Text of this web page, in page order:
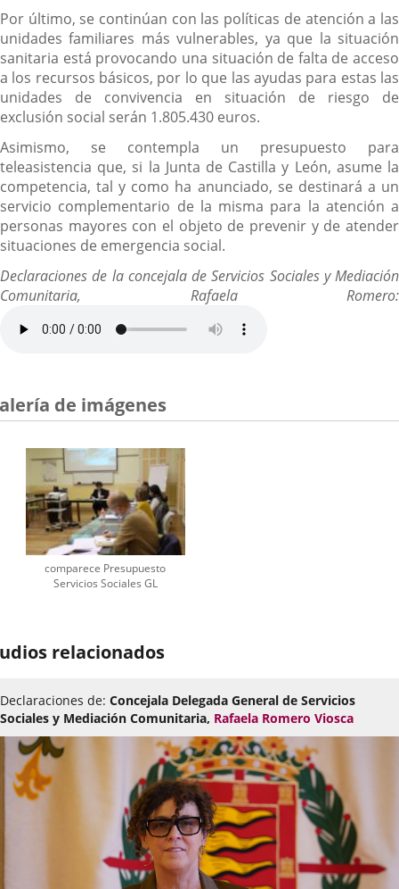
Por último, se continúan con las políticas de atención a las
unidades familiares más vulnerables, ya que la situación
sanitaria está provocando una situación de falta de acceso
a los recursos básicos, por lo que las ayudas para estas las
unidades de convivencia en situación de riesgo de
exclusión social serán 1.805.430 euros.
Asimismo, se contempla un presupuesto para
teleasistencia que, si la Junta de Castilla y León, asume la
competencia, tal y como ha anunciado, se destinará a un
servicio complementario de la misma para la atención a
personas mayores con el objeto de prevenir y de atender
situaciones de emergencia social.
Declaraciones de la concejala de Servicios Sociales y Mediación
Comunitaria, Rafaela Romero:
de imágenes
comparece Presupuesto
Servicios Sociales GL
relacionados
Declaraciones de: Concejala Delegada General de Servicios
Sociales y Mediación Comunitaria, Rafaela Romero Viosca